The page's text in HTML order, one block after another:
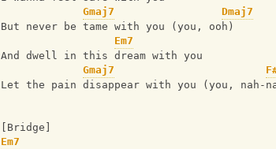
Gmaj7
Dmaj7
But never be tame with you (you, ooh)
Em7
And dwell in this dream with you
Gmaj7
Let the pain disappear with you (you, nah-
[Bridge]
Em7